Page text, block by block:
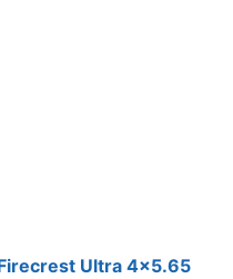
Ultra 4×5.65